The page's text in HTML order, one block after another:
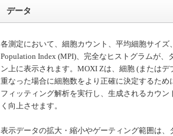
データ
各測定において、細胞カウント、平均細胞サイズ
Population Index (MPI)、完全なヒストグラムが、
ン上に表示されます。MOXI Zは、細胞 (またはデ
重なった場合に細胞数をより正確に決定するため
フィッティング解析を実行し、生成されるカウン
く向上させます。
表示データの拡大・縮小やゲーティング範囲は、